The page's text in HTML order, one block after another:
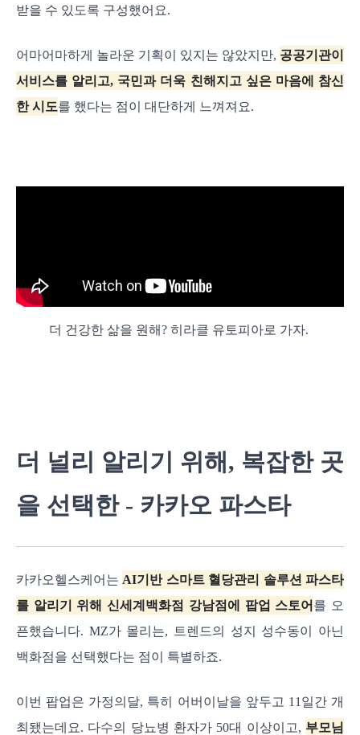
받을 수 있도록 구성했어요.
어마어마하게 놀라운 기획이 있지는 않았지만, 공공기관이
서비스를 알리고, 국민과 더욱 친해지고 싶은 마음에 참신
한 시도를 했다는 점이 대단하게 느껴져요.
더 건강한 삶을 원해? 히라클 유토피아로 가자.
더 널리 알리기 위해, 복잡한 곳
을 선택한 - 카카오 파스타
카카오헬스케어는 AI기반 스마트 혈당관리 솔루션 파스타
를 알리기 위해 신세계백화점 강남점에 팝업 스토어 를 오
픈했습니다. MZ가 몰리는, 트렌드의 성지 성수동이 아닌
백화점을 선택했다는 점이 특별하죠.
이번 팝업은 가정의달, 특히 어버이날을 앞두고 11일간 개
최됐는데요. 다수의 당뇨병 환자가 50대 이상이고, 부모님